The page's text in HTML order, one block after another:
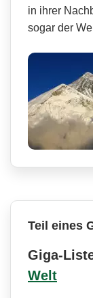
in ihrer
sogar der
Teil eines
Giga-
Welt